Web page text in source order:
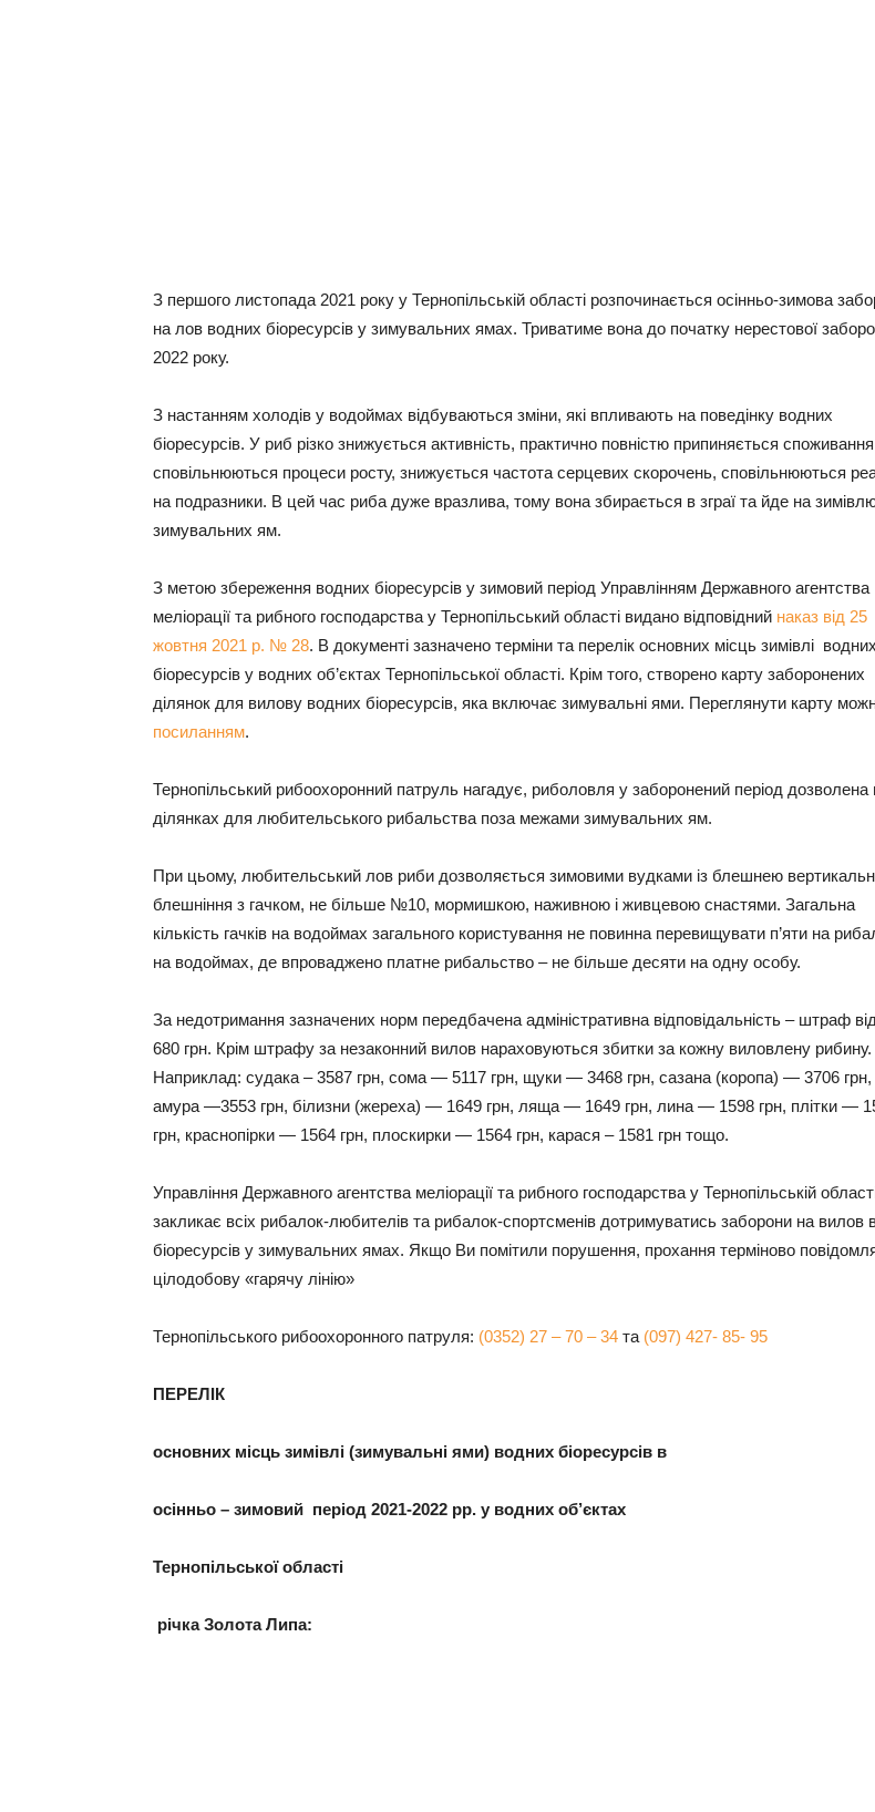
З першого листопада 2021 року у Тернопільській області розпочинається осінньо-зимова
на лов водних біоресурсів у зимувальних ямах. Триватиме вона до початку нерестової
2022 року.
З настанням холодів у водоймах відбуваються зміни, які впливають на поведінку водних
біоресурсів. У риб різко знижується активність, практично повністю припиняється споживання
сповільнюються процеси росту, знижується частота серцевих скорочень, сповільнюються
на подразники. В цей час риба дуже вразлива, тому вона збирається в зграї та йде на
зимувальних ям.
З метою збереження водних біоресурсів у зимовий період Управлінням Державного агентства
меліорації та рибного господарства у Тернопільський області видано відповідний наказ від 25
жовтня 2021 р. № 28. В документі зазначено терміни та перелік основних місць зимівлі водних
біоресурсів у водних об’єктах Тернопільської області. Крім того, створено карту заборонених
ділянок для вилову водних біоресурсів, яка включає зимувальні ями. Переглянути карту
посиланням.
Тернопільський рибоохоронний патруль нагадує, риболовля у заборонений період дозволена
ділянках для любительського рибальства поза межами зимувальних ям.
При цьому, любительський лов риби дозволяється зимовими вудками із блешнею
блешніння з гачком, не більше №10, мормишкою, наживною і живцевою снастями. Загальна
кількість гачків на водоймах загального користування не повинна перевищувати п’яти на
на водоймах, де впроваджено платне рибальство – не більше десяти на одну особу.
За недотримання зазначених норм передбачена адміністративна відповідальність – штраф
680 грн. Крім штрафу за незаконний вилов нараховуються збитки за кожну виловлену рибину.
Наприклад: судака – 3587 грн, сома — 5117 грн, щуки — 3468 грн, сазана (коропа) — 3706 грн,
амура —3553 грн, білизни (жереха) — 1649 грн, ляща — 1649 грн, лина — 1598 грн, плітки —
грн, краснопірки — 1564 грн, плоскирки — 1564 грн, карася – 1581 грн тощо.
Управління Державного агентства меліорації та рибного господарства у Тернопільській
закликає всіх рибалок-любителів та рибалок-спортсменів дотримуватись заборони на вилов
біоресурсів у зимувальних ямах. Якщо Ви помітили порушення, прохання терміново
цілодобову «гарячу лінію»
Тернопільського рибоохоронного патруля: (0352) 27 – 70 – 34 та (097) 427- 85- 95
ПЕРЕЛІК
основних місць зимівлі (зимувальні ями) водних біоресурсів в
осінньо – зимовий період 2021-2022 рр. у водних об’єктах
Тернопільської області
річка Золота Липа: